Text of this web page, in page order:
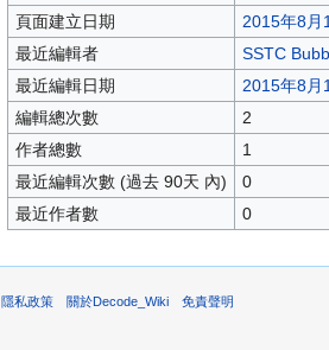
頁面建立日期
2015年8月
最近編輯者
SSTC
最近編輯日期
2015年8月
編輯總次數
2
作者總數
1
最近編輯次數 (過去 90天 內)
0
最近作者數
0
隱私政策 關於Decode_Wiki 免責聲明